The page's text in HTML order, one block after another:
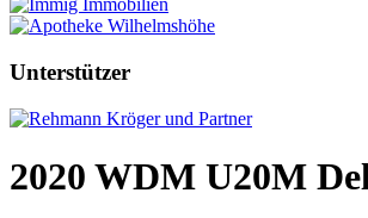
Unterstützer
2020 WDM U20M